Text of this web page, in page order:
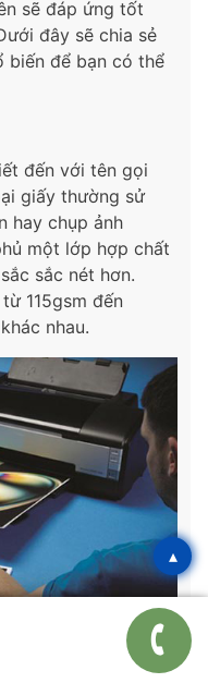
sẽ đáp ứng tốt
đây sẽ chia sẻ
biến để bạn có thể
đến với tên gọi
giấy thường sử
hay chụp ảnh
một lớp hợp chất
sắc nét hơn.
115gsm đến
nhau.
▴